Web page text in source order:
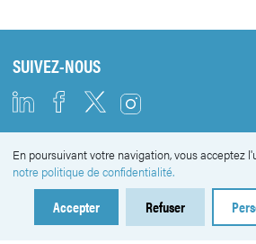
SUIVEZ-NOUS
NEWSLETTER
En poursuivant votre navigation, vous acceptez
notre politique de confidentialité.
Accepter Refuser